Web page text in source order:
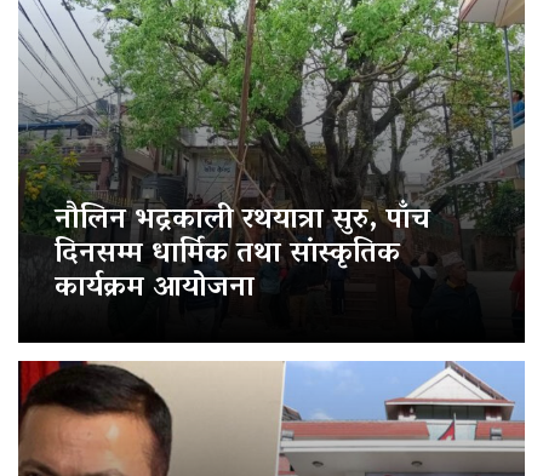
नौलिन भद्रकाली रथयात्रा सुरु, पाँच
दिनसम्म धार्मिक तथा सांस्कृतिक
कार्यक्रम आयोजना